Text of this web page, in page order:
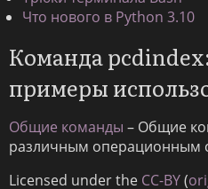
Что нового в Python 3.10
Команда
примеры
Общие команды – Общие
различным операционным
Licensed under the CC-BY(